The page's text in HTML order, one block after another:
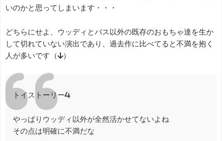
いのかと思ってしまいます・・・
どちらにせよ、ウッディとバス以外の既存のおもちゃ達を生か
して切れていない演出であり、過去作に比べてると不満を抱く
人が多いです（↓）
トイストーリー4
やっぱりウッディ以外が全然活かせてないよね
その点は明確に不満だな